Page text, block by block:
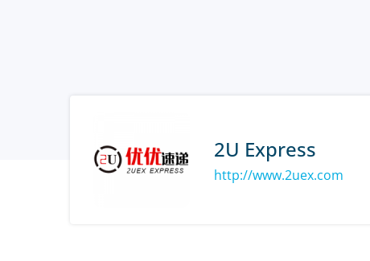
2U Express
http://www.2uex.com